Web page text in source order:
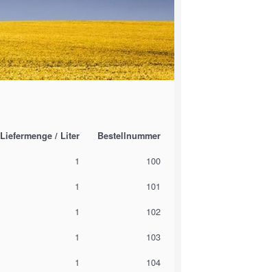
Liefermenge / Liter Bestellnummer
1 100
1 101
1 102
1 103
1 104